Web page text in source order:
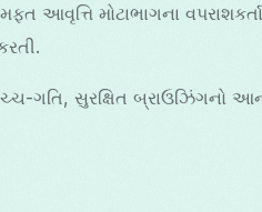
આવૃત્તિ મોટાભાગના
સુરક્ષિત બ્રાઉઝિંગનો